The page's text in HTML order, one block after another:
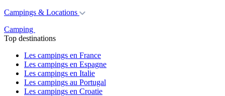
Campings & Locations
Camping
Top destinations
Les campings en France
Les campings en Espagne
Les campings en Italie
Les campings au Portugal
Les campings en Croatie